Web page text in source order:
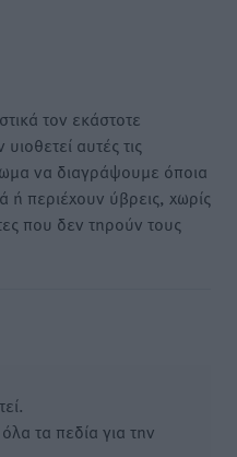
τον εκάστοτε
αυτές τις
να διαγράψουμε όποια
περιέχουν ύβρεις, χωρίς
που δεν τηρούν τους
τα πεδία για την